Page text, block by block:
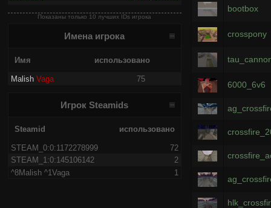
Показаны только 10 лучших IDs игрока
Имена игрока
Имя использовано
Malish Vaga 75
Игрок Steamids
Steamid использовано
STEAM_0:0:1172278999
72
STEAM_1:0:145106142
2
^8Malish ^1Vaga
1
bootbox
crosspony
6000_6v6